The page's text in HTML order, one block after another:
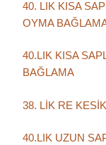
40. LIK KISA
OYMA
40.LIK KISA
BAĞLAMA
38. LİK RE
40.LIK UZUN